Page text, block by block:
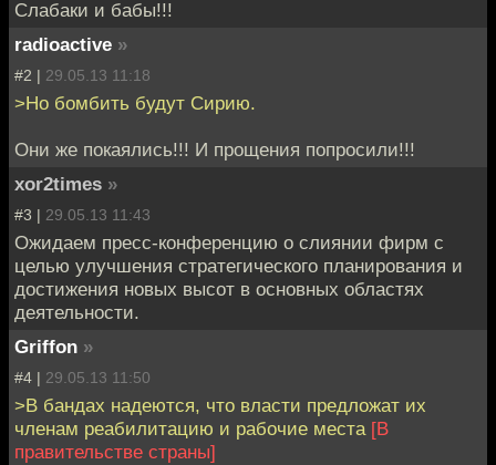
Слабаки и бабы!!!
radioactive »
#2 | 29.05.13 11:18
>Но бомбить будут Сирию.
Они же покаялись!!! И прощения попросили!!!
xor2times »
#3 | 29.05.13 11:43
Ожидаем пресс-конференцию о слиянии фирм с
целью улучшения стратегического планирования и
достижения новых высот в основных областях
деятельности.
Griffon »
#4 | 29.05.13 11:50
>В бандах надеются, что власти предложат их
членам реабилитацию и рабочие места [В
правительстве страны]